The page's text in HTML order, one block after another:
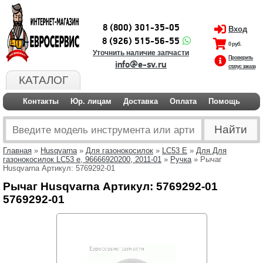
КАТАЛОГ
8 (800) 301-35-05
8 (926) 515-56-55
Уточнить наличие запчасти
info@e-sv.ru
Вход
0 руб.
Проверить
статус заказа
Контакты Юр. лицам Доставка Оплата Помощь
Главная » Husqvarna» Для газонокосилок » LC53 E » Для Для
газонокосилок LC53 e, 96666920200, 2011-01 » Ручка» Рычаг
Husqvarna Артикул: 5769292-01
Рычаг Husqvarna Артикул: 5769292-01
5769292-01